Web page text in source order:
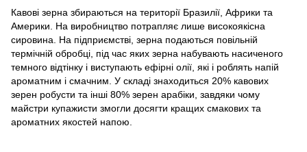
Кавові зерна збираються на території Бразилії, Африки та
Америки. На виробництво потрапляє лише високоякісна
сировина. На підприємстві, зерна подаються повільній
термічній обробці, під час яких зерна набувають насиченого
темного відтінку і виступають ефірні олії, які і роблять напій
ароматним і смачним. У складі знаходиться 20% кавових
зерен робусти та інші 80% зерен арабіки, завдяки чому
майстри купажисти змогли досягти кращих смакових та
ароматних якостей напою.